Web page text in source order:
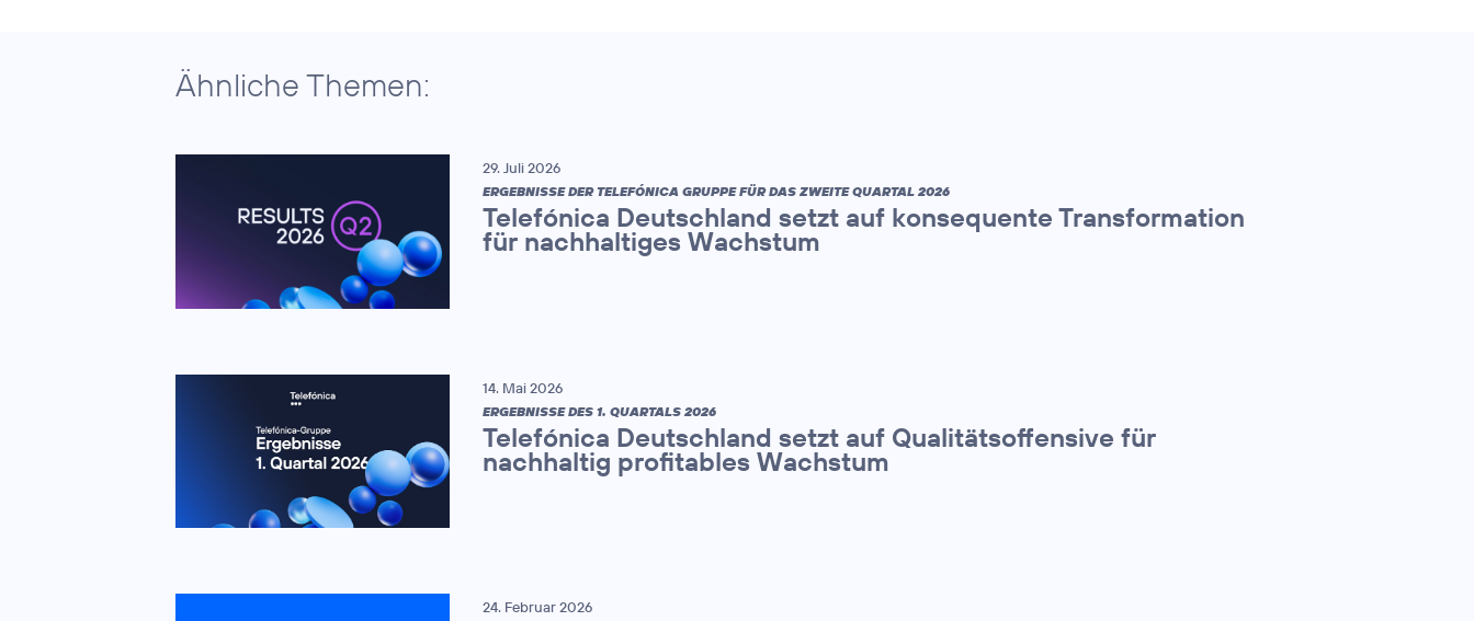
Ähnliche Themen:
29. Juli 2026
ERGEBNISSE DER TELEFÓNICA GRUPPE FÜR DAS ZWEITE QUARTAL 2026
Telefónica Deutschland setzt auf konsequente Transformation
für nachhaltiges Wachstum
14. Mai 2026
ERGEBNISSE DES 1. QUARTALS 2026
Telefónica Deutschland setzt auf Qualitätsoffensive für
nachhaltig profitables Wachstum
24. Februar 2026